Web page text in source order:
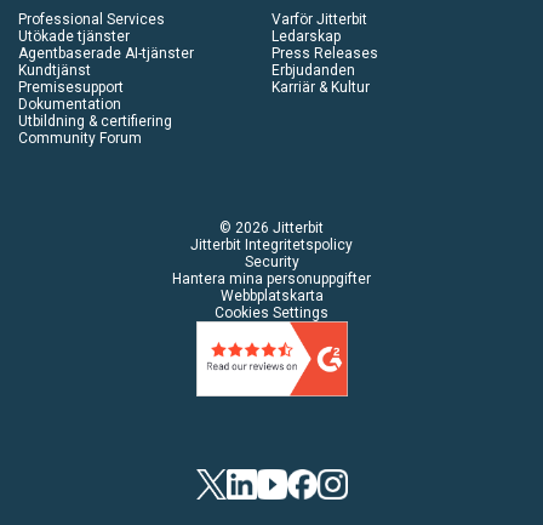
Professional Services
Utökade tjänster
Agentbaserade AI-tjänster
Kundtjänst
Premisesupport
Dokumentation
Utbildning & certifiering
Community Forum
Varför Jitterbit
Ledarskap
Press Releases
Erbjudanden
Karriär & Kultur
© 2026 Jitterbit
Jitterbit Integritetspolicy
Security
Hantera mina personuppgifter
Webbplatskarta
Cookies Settings
TwitterLinkedIn
YoutubeFacebook
Instagram